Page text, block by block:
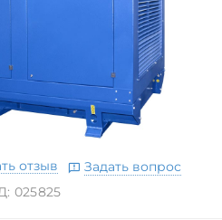
отзыв
Задать вопрос
025825